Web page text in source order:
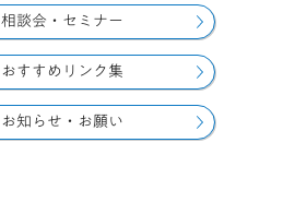
相談会・セミナー
おすすめリンク集
お知らせ・お願い